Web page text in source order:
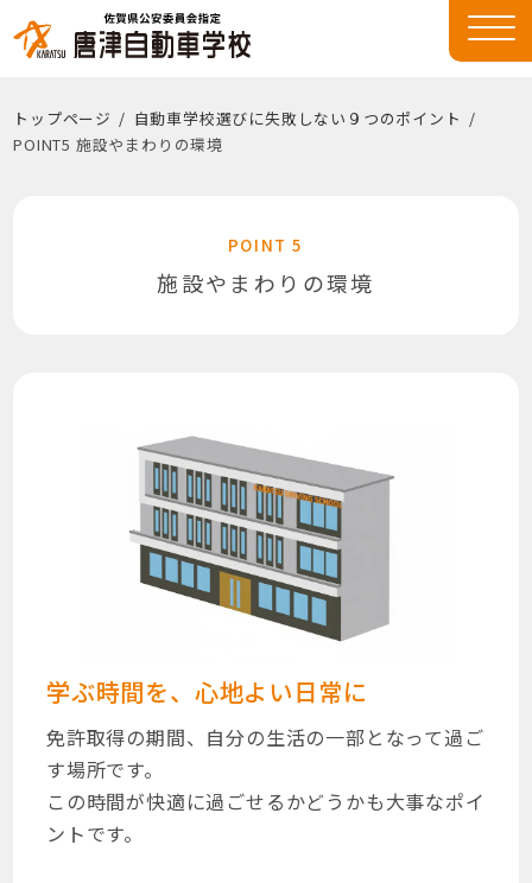
トップページ
自動車学校選びに失敗しない９つのポイント
POINT5 施設やまわりの環境
POINT 5
施設やまわりの環境
学ぶ時間を、心地よい日常に
免許取得の期間、自分の生活の一部となって過ご
す場所です。
この時間が快適に過ごせるかどうかも大事なポイ
ントです。